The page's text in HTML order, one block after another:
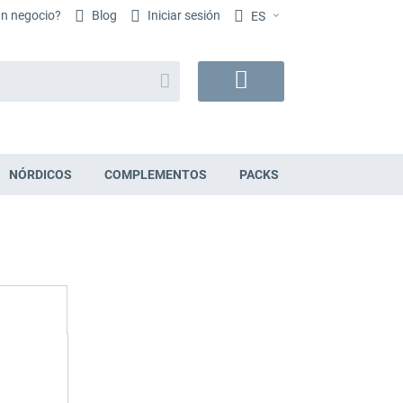
negocio? Blog Iniciar sesión ES
Buscar
NÓRDICOS COMPLEMENTOS PACKS